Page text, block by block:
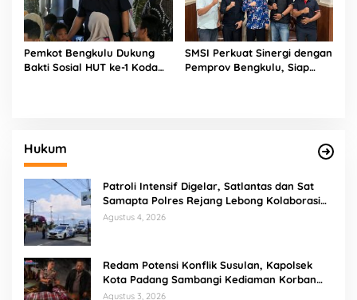
Pemkot Bengkulu Dukung
Bakti Sosial HUT ke-1 Kodam
SMSI Perkuat Sinergi dengan
Pemprov Bengkulu, Siap
Hukum
Patroli Intensif Digelar, Satlantas dan Sat
Samapta Polres Rejang Lebong Kolaborasi
Berantas Balap Liar
Agustus 4, 2026
Redam Potensi Konflik Susulan, Kapolsek
Kota Padang Sambangi Kediaman Korban
Penganiayaan di Lubuk Mumpo
Agustus 3, 2026